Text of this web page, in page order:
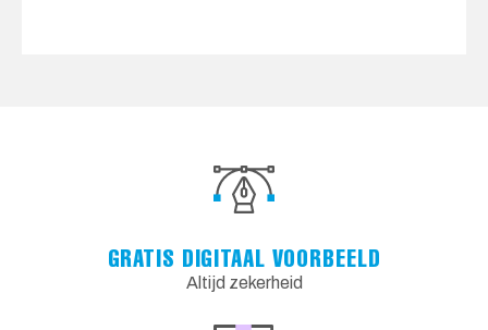
GRATIS DIGITAAL VOORBEELD
Altijd zekerheid